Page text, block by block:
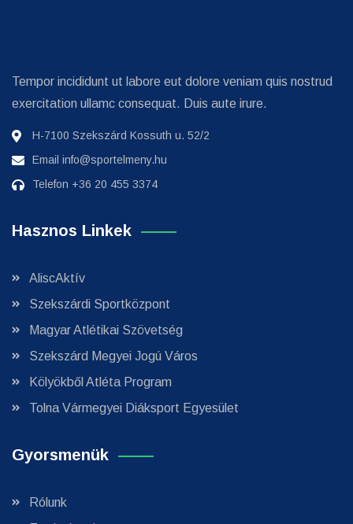
Tempor incididunt ut labore eut dolore veniam quis nostrud
exercitation ullamc consequat. Duis aute irure.
H-7100 Szekszárd Kossuth u. 52/2
Email info@sportelmeny.hu
Telefon +36 20 455 3374
Hasznos Linkek
AliscAktív
Szekszárdi Sportközpont
Magyar Atlétikai Szövetség
Szekszárd Megyei Jogú Város
Kölyökből Atléta Program
Tolna Vármegyei Diáksport Egyesület
Gyorsmenük
Rólunk